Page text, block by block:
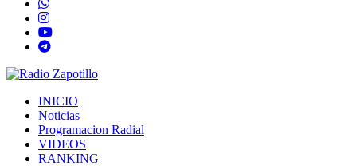
INICIO
Noticias
Programacion Radial
VIDEOS
RANKING